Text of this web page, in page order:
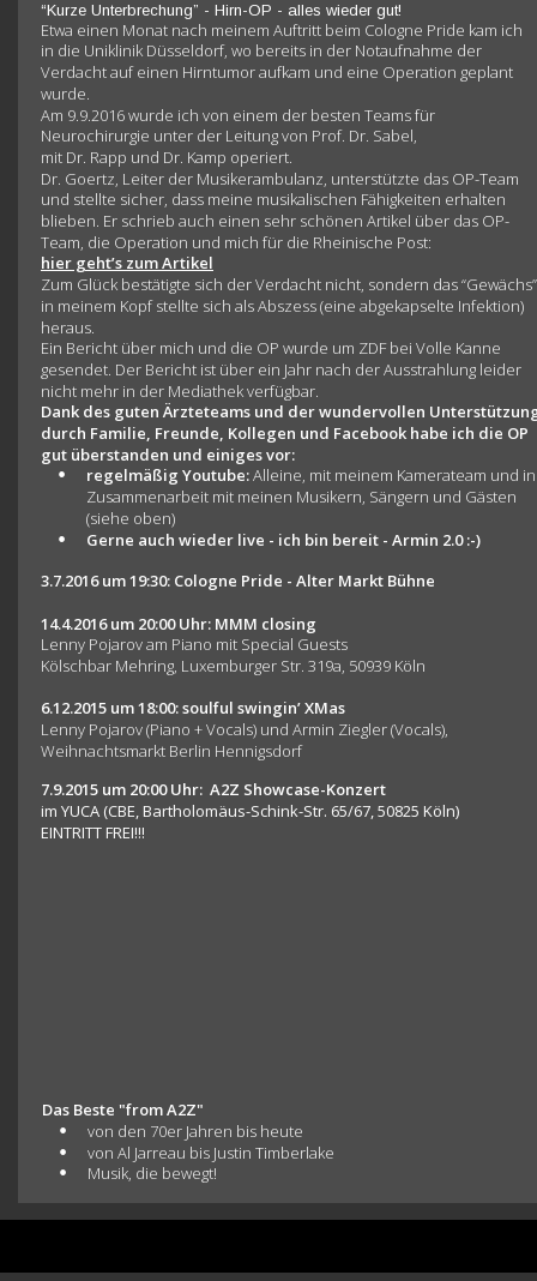
7.9.2015 um 20:00 Uhr:  A2Z Showcase-Konzert
im YUCA (CBE, Bartholomäus-Schink-Str. 65/67, 50825 Köln)
EINTRITT FREI!!!
Das Beste "from A2Z"
• von den 70er Jahren bis heute
• von Al Jarreau bis Justin Timberlake
• Musik, die bewegt!
3.7.2016 um 19:30: Cologne Pride - Alter Markt Bühne
14.4.2016 um 20:00 Uhr: MMM closing
Lenny Pojarov am Piano mit Special Guests
Kölschbar Mehring, Luxemburger Str. 319a, 50939 Köln
6.12.2015 um 18:00: soulful swingin’ XMas
Lenny Pojarov (Piano + Vocals) und Armin Ziegler (Vocals),
Weihnachtsmarkt Berlin Hennigsdorf
“Kurze Unterbrechung” - Hirn-OP - alles wieder gut!
Etwa einen Monat nach meinem Auftritt beim Cologne Pride kam ich
in die Uniklinik Düsseldorf, wo bereits in der Notaufnahme der
Verdacht auf einen Hirntumor aufkam und eine Operation geplant
wurde.
Am 9.9.2016 wurde ich von einem der besten Teams für
Neurochirurgie unter der Leitung von Prof. Dr. Sabel,
mit Dr. Rapp und Dr. Kamp operiert.
Dr. Goertz, Leiter der Musikerambulanz, unterstützte das OP-Team
und stellte sicher, dass meine musikalischen Fähigkeiten erhalten
blieben. Er schrieb auch einen sehr schönen Artikel über das OP-
Team, die Operation und mich für die Rheinische Post:
hier geht’s zum Artikel
Zum Glück bestätigte sich der Verdacht nicht, sondern das
in meinem Kopf stellte sich als Abszess (eine abgekapselte Infektion)
heraus.
Ein Bericht über mich und die OP wurde um ZDF bei Volle Kanne
gesendet. Der Bericht ist über ein Jahr nach der Ausstrahlung leider
nicht mehr in der Mediathek verfügbar.
Dank des guten Ärzteteams und der wundervollen
durch Familie, Freunde, Kollegen und Facebook habe ich die OP
gut überstanden und einiges vor:
• regelmäßig Youtube: Alleine, mit meinem Kamerateam und
Zusammenarbeit mit meinen Musikern, Sängern und Gästen
(siehe oben)
• Gerne auch wieder live - ich bin bereit - Armin 2.0 :-)